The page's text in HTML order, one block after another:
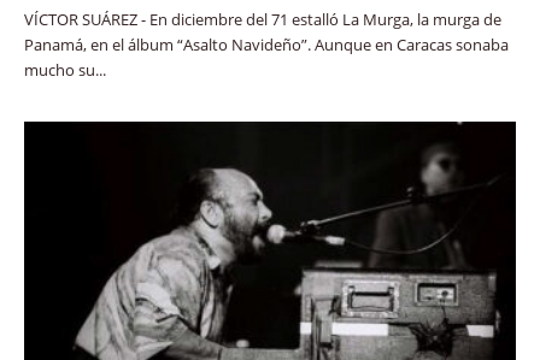
VÍCTOR SUÁREZ - En diciembre del 71 estalló La Murga, la murga de
Panamá, en el álbum “Asalto Navideño”. Aunque en Caracas sonaba
mucho su...